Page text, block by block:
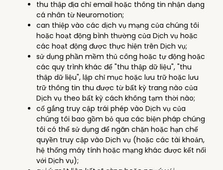
thu thập địa chỉ email hoặc thông tin nhận dạng
cá nhân từ Neuromotion;
can thiệp vào các dịch vụ mạng của chúng tôi
hoặc hoạt động bình thường của Dịch vụ hoặc
các hoạt động được thực hiện trên Dịch vụ;
sử dụng phần mềm thủ công hoặc tự động hoặc
các quy trình khác để "thu thập dữ liệu", "thu
thập dữ liệu", lập chỉ mục hoặc lưu trữ hoặc lưu
trữ thông tin thu được từ bất kỳ trang nào của
Dịch vụ theo bất kỳ cách không tạm thời nào;
cố gắng truy cập trái phép vào Dịch vụ của
chúng tôi bao gồm bỏ qua các biện pháp chúng
tôi có thể sử dụng để ngăn chặn hoặc hạn chế
quyền truy cập vào Dịch vụ (hoặc các tài khoản,
hệ thống máy tính hoặc mạng khác được kết nối
với Dịch vụ);